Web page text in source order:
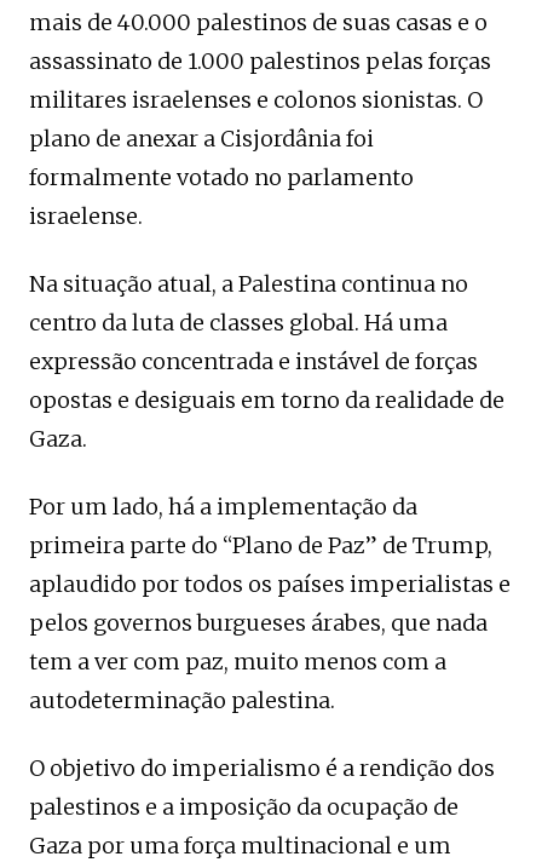
mais de 40.000 palestinos de suas casas e o
assassinato de 1.000 palestinos pelas forças
militares israelenses e colonos sionistas. O
plano de anexar a Cisjordânia foi
formalmente votado no parlamento
israelense.
Na situação atual, a Palestina continua no
centro da luta de classes global. Há uma
expressão concentrada e instável de forças
opostas e desiguais em torno da realidade de
Gaza.
Por um lado, há a implementação da
primeira parte do “Plano de Paz” de Trump,
aplaudido por todos os países imperialistas e
pelos governos burgueses árabes, que nada
tem a ver com paz, muito menos com a
autodeterminação palestina.
O objetivo do imperialismo é a rendição dos
palestinos e a imposição da ocupação de
Gaza por uma força multinacional e um